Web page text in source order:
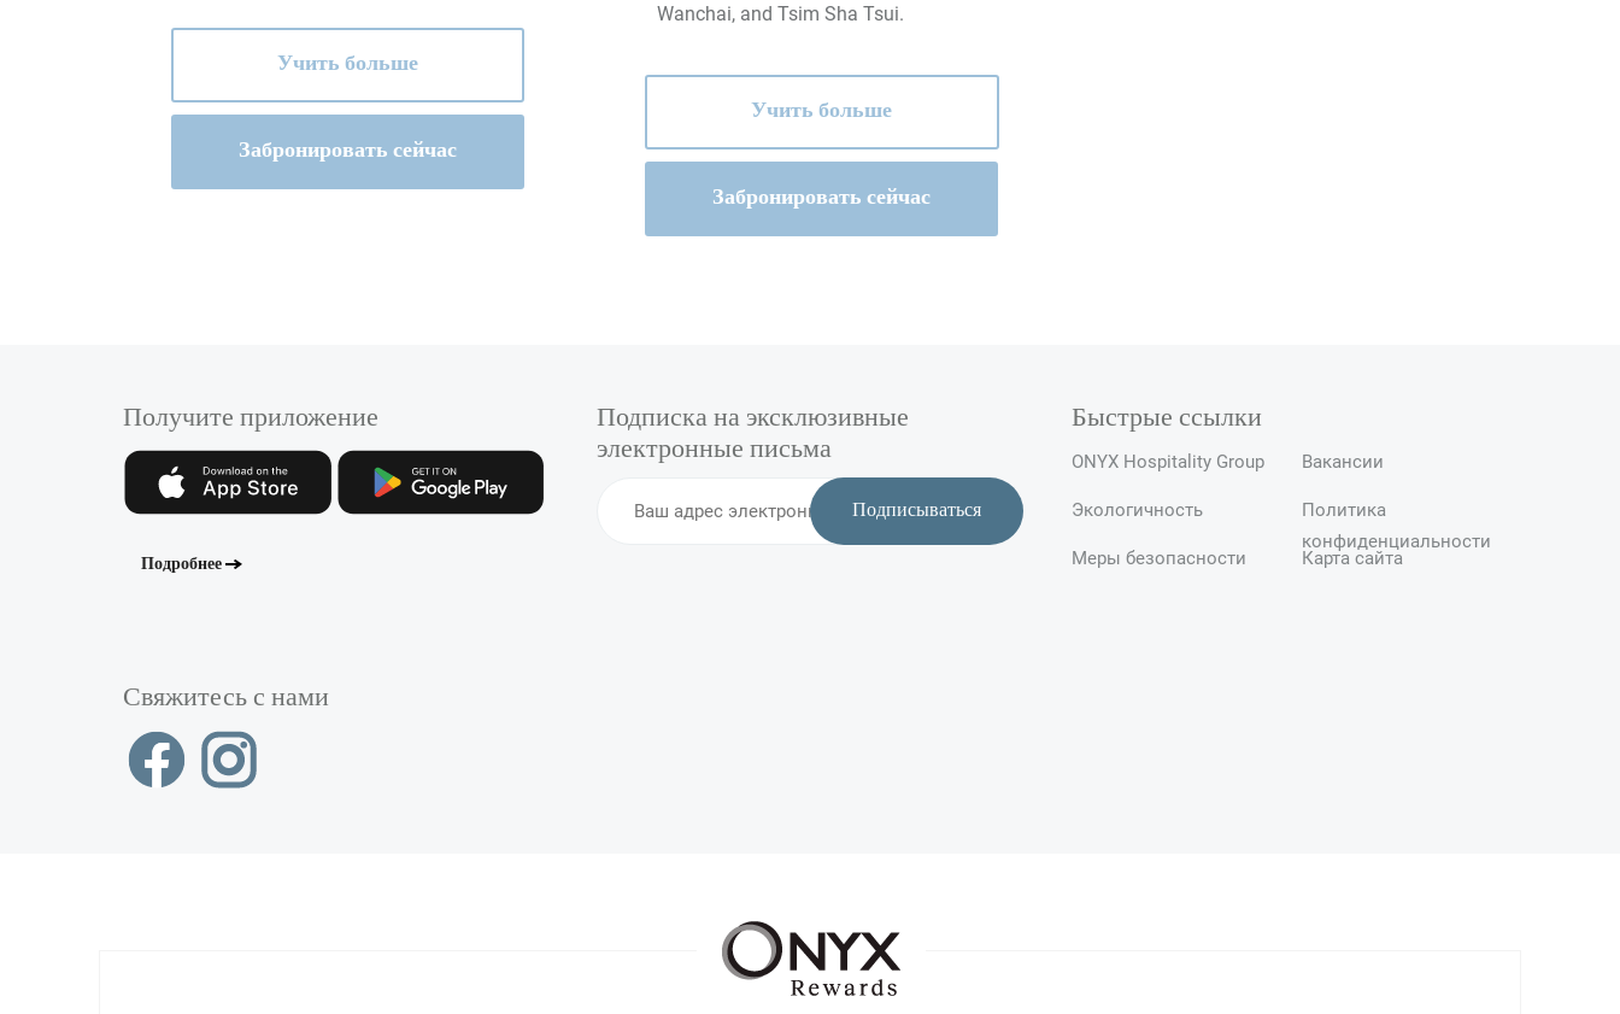
Учить больше
Забронировать сейчас
Wanchai, and Tsim Sha Tsui.
Учить больше
Забронировать сейчас
Получите приложение
Подробнее
Подписка на эксклюзивные
электронные письма
Подписываться
Быстрые ссылки
ONYX Hospitality Group
Экологичность
Меры безопасности
Вакансии
Политика
конфиденциальности
Карта сайта
Свяжитесь с нами